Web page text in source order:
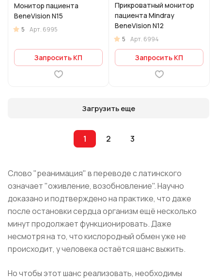
Монитор пациента
BeneVision N15
5 Арт. 6995
Запросить КП
Прикроватный монитор
пациента Mindray
BeneVision N12
5 Арт. 6994
Запросить КП
Загрузить еще
1 2 3
Слово "реанимация" в переводе с латинского
означает "оживление, возобновление". Научно
доказано и подтверждено на практике, что даже
после остановки сердца организм ещё несколько
минут продолжает функционировать. Даже
несмотря на то, что кислородный обмен уже не
происходит, у человека остаётся шанс выжить.
Но чтобы этот шанс реализовать, необходимы